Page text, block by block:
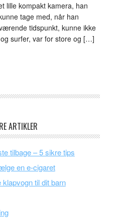
lille kompakt kamera, han
tage med, når han
tidspunkt, kunne ikke
surfer, var for store og […]
ARTIKLER
tilbage – 5 sikre tips
en e-cigaret
til dit barn